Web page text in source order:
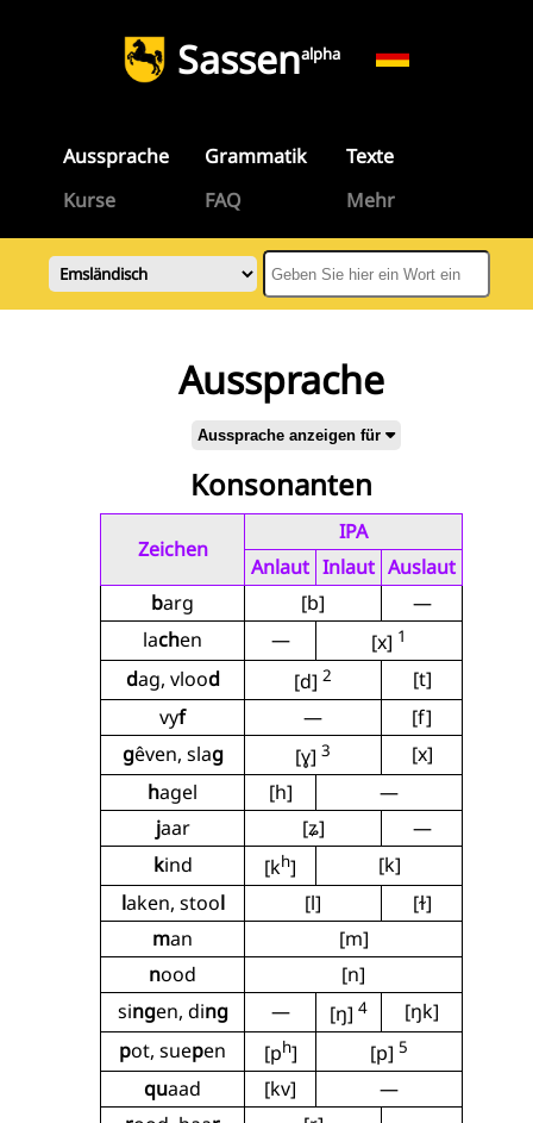
Sassenalpha
Aussprache Grammatik
Texte
Kurse
FAQ Mehr
Aussprache
Aussprache anzeigen für
Konsonanten
Zeichen
IPA
Anlaut Inlaut Auslaut
barg [b]
—
lachen — [x] 1
dag, vlood [d] 2
[t]
vyf —
[f]
gêven, slag [ɣ] 3
[x]
hagel [h]
—
jaar [ʑ]
—
kind [kh]
[k]
laken, stool [l]
[ɫ]
man
[m]
nood
[n]
singen, ding — [ŋ] 4
[ŋk]
pot, suepen [ph] [p] 5
quaad [kv]
—